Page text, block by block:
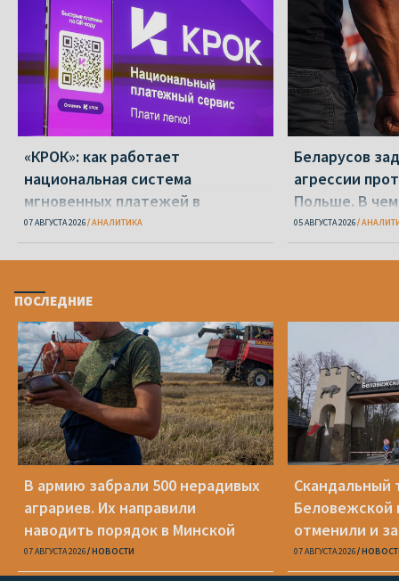
«КРОК»: как работает
национальная система
мгновенных платежей в
Беларуси
07 АВГУСТА 2026 АНАЛИТИКА
Беларусов
агрессии
Польше. В
делать?
05 АВГУСТА 2026
ПОСЛЕДНИЕ
В армию забрали 500 нерадивых
аграриев. Их направили
наводить порядок в Минской
области
07 АВГУСТА 2026 НОВОСТИ
Скандальный
отменили и
07 АВГУСТА 2026